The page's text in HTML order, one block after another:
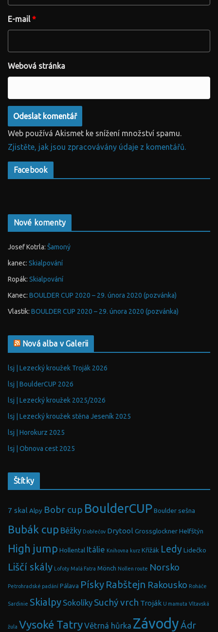
E-mail*
Webová stránka
Web používá Akismet ke snížení množství spamu.
Zjistěte, jak jsou zpracovávány údaje z komentářů.
Facebook
Nové komenty
Josef Kotrla: Šamoný
kanec: Skialpování
Ropák: Skialpování
Kanec: BOULDER CUP 2020 – 29. února 2020 (pozvánka)
Vlastik: BOULDER CUP 2020 – 29. února 2020 (pozvánka)
Nová alba v Galerii
lsj | Lezecký kroužek Troják 2026
lsj | BoulderCUP 2026
lsj | Lezecký kroužek 2025/2026
lsj | Lezecký kroužek stěna Jeseník 2025
lsj | Horokurz 2025
lsj | Obnova cest 2025
Štítky
7 skal Alpy Bobr cup BoulderCUP Boulder sešna
Bubák cup Běžky Dobřečov Drytool Grossglockner Helfštýn
High jump Hollental Itálie Knihovna kurz Křížák Ledy Lidečko
Liščí skály Lofoty Malá Fatra Mönch Nollen route Norsko
Petrohradské padání Pálava Písky Rabštejn Rakousko Roháče
Sardinie Skialpy Sokolíky Suchý vrch Troják U mamuta Vltavská
žula Vysoké TatryVětrná hůrka ZávodyÁdr